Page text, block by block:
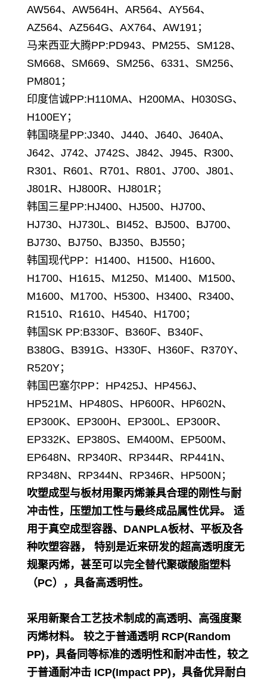
AW564、AW564H、AR564、AY564、
AZ564、AZ564G、AX764、AW191；
马来西亚大腾PP:PD943、PM255、SM128、
SM668、SM669、SM256、6331、SM256、
PM801；
印度信诚PP:H110MA、H200MA、H030SG、
H100EY；
韩国晓星PP:J340、J440、J640、J640A、
J642、J742、J742S、J842、J945、R300、
R301、R601、R701、R801、J700、J801、
J801R、HJ800R、HJ801R；
韩国三星PP:HJ400、HJ500、HJ700、
HJ730、HJ730L、BI452、BJ500、BJ700、
BJ730、BJ750、BJ350、BJ550；
韩国现代PP：H1400、H1500、H1600、
H1700、H1615、M1250、M1400、M1500、
M1600、M1700、H5300、H3400、R3400、
R1510、R1610、H4540、H1700；
韩国SK PP:B330F、B360F、B340F、
B380G、B391G、H330F、H360F、R370Y、
R520Y；
韩国巴塞尔PP：HP425J、HP456J、
HP521M、HP480S、HP600R、HP602N、
EP300K、EP300H、EP300L、EP300R、
EP332K、EP380S、EM400M、EP500M、
EP648N、RP340R、RP344R、RP441N、
RP348N、RP344N、RP346R、HP500N；
吹塑成型与板材用聚丙烯兼具合理的刚性与耐
冲击性，压塑加工性与最终成品属性优异。 适
用于真空成型容器、DANPLA板材、平板及各
种吹塑容器， 特别是近来研发的超高透明度无
规聚丙烯，甚至可以完全替代聚碳酸脂塑料
（PC），具备高透明性。
采用新聚合工艺技术制成的高透明、高强度聚
丙烯材料。 较之于普通透明 RCP(Random
PP)，具备同等标准的透明性和耐冲击性，较之
于普通耐冲击 ICP(Impact PP)，具备优异耐白